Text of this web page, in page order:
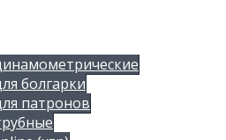
болгарки
патронов